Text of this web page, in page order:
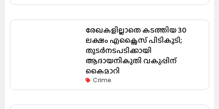
രേഖകളില്ലാതെ കടത്തിയ ₹30
ലക്ഷം എക്സൈസ് പിടികൂടി;
തുടർനടപടിക്കായി
ആദായനികുതി വകുപ്പിന്
കൈമാറി
Crime